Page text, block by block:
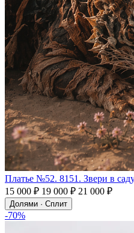
Платье №52. 8151. Звери в
15 000 ₽ 19 000 ₽ 21 000 ₽
Долями · Сплит
-70%